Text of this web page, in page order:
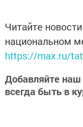
Читайте
национальном
https://max.ru/
Добавляйте наш
всегда быть в